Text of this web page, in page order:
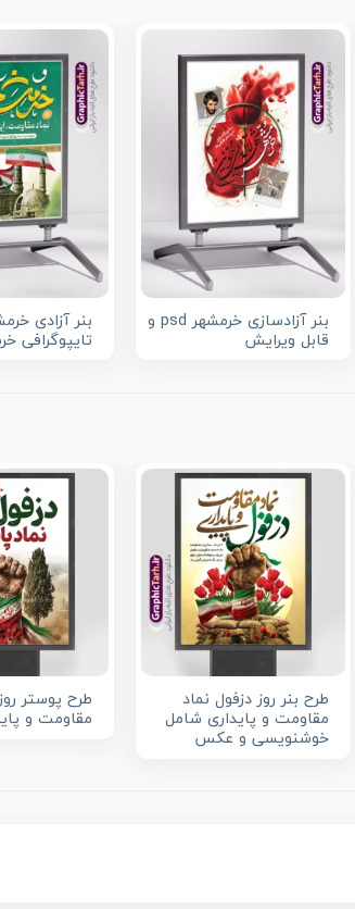
بنر آزادسازی خرمشهر psd و
قابل ویرایش
بنر آزادی
تایپوگرافی
طرح بنر روز دزفول نماد
مقاومت و پایداری شامل
خوشنویسی و عکس
طرح پوستر
مقاومت و